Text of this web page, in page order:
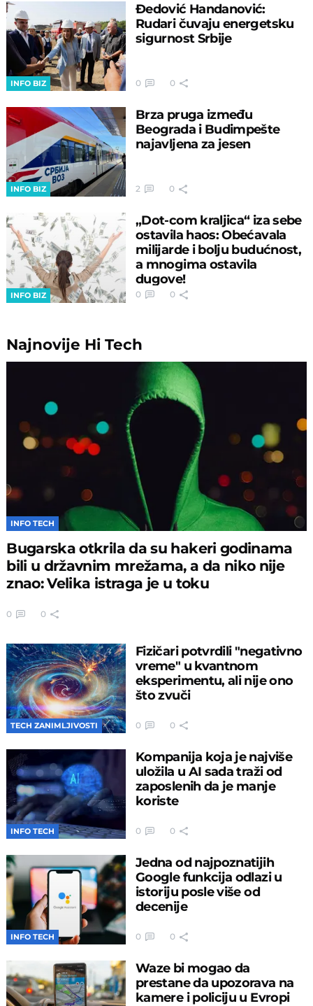
INFO BIZ
Đedović Handanović:
Rudari čuvaju energetsku
sigurnost Srbije
0 0
INFO BIZ
Brza pruga između
Beograda i Budimpešte
najavljena za jesen
2 0
INFO BIZ
„Dot-com kraljica“ iza sebe
ostavila haos: Obećavala
milijarde i bolju budućnost,
a mnogima ostavila
dugove!
0 0
Najnovije Hi Tech
INFO TECH
Bugarska otkrila da su hakeri godinama
bili u državnim mrežama, a da niko nije
znao: Velika istraga je u toku
0 0
TECH ZANIMLJIVOSTI
Fizičari potvrdili "negativno
vreme" u kvantnom
eksperimentu, ali nije ono
što zvuči
0 0
INFO TECH
Kompanija koja je najviše
uložila u AI sada traži od
zaposlenih da je manje
koriste
0 0
INFO TECH
Jedna od najpoznatijih
Google funkcija odlazi u
istoriju posle više od
decenije
0 0
Waze bi mogao da
prestane da upozorava na
kamere i policiju u Evropi